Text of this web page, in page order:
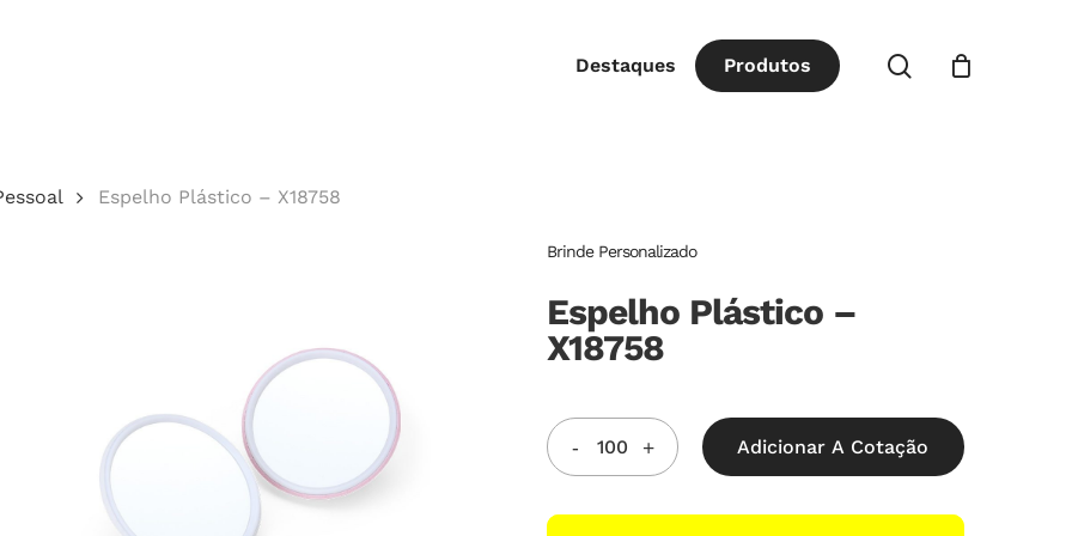
Destaques Produtos procurar
Espelho Plástico – X18758
Brinde Personalizado
Espelho Plástico –
X18758
Adicionar A Cotação